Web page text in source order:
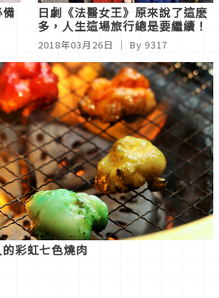
日劇《法醫女王》原來說了這麽
多，人生這場旅行總是要繼續！
2018年03月26日 ｜ By 9317
彩虹七色燒肉